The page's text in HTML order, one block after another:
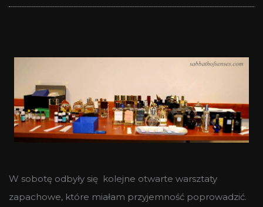
W sobotę odbyły się kolejne otwarte warsztaty
zapachowe, które miałam przyjemność poprowadzić.